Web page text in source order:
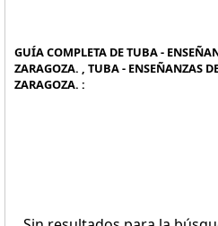
GUÍA COMPLETA DE TUBA -
ZARAGOZA. , TUBA - ENSEÑANZAS
ZARAGOZA. :